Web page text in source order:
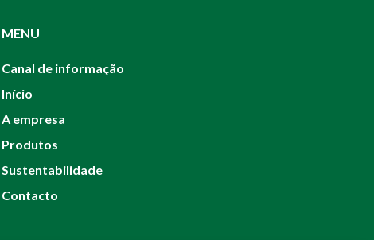
MENU
Canal de informação
Início
A empresa
Produtos
Sustentabilidade
Contacto